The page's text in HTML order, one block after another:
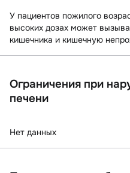
У пациентов пожилого
высоких дозах может
кишечника и кишечную
Ограничения при
печени
Нет данных